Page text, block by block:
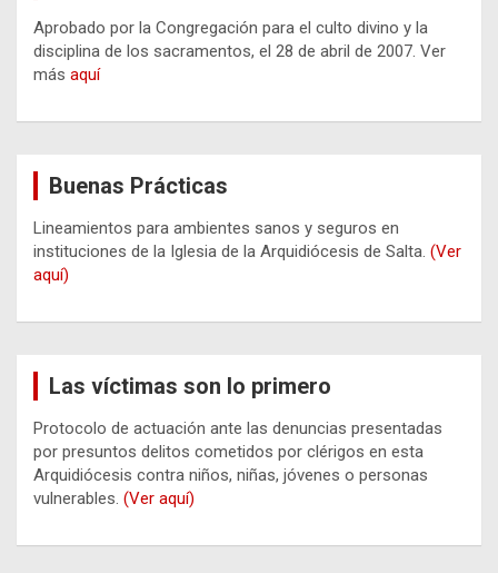
Aprobado por la Congregación para el culto divino y la
disciplina de los sacramentos, el 28 de abril de 2007. Ver
más aquí
Buenas Prácticas
Lineamientos para ambientes sanos y seguros en
instituciones de la Iglesia de la Arquidiócesis de Salta. (Ver
aquí)
Las víctimas son lo primero
Protocolo de actuación ante las denuncias presentadas
por presuntos delitos cometidos por clérigos en esta
Arquidiócesis contra niños, niñas, jóvenes o personas
vulnerables. (Ver aquí)